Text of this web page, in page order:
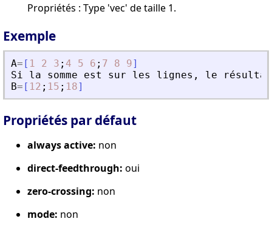
Propriétés : Type 'vec' de taille 1.
Exemple
A= [ 1 2 3 ; 4 5 6 ; 7 8 9]
Si
la somme est sur les lignes , le résultat
B= [ 12 ; 15 ; 18]
Propriétés par défaut
always active: non
direct-feedthrough: oui
zero-crossing: non
mode: non